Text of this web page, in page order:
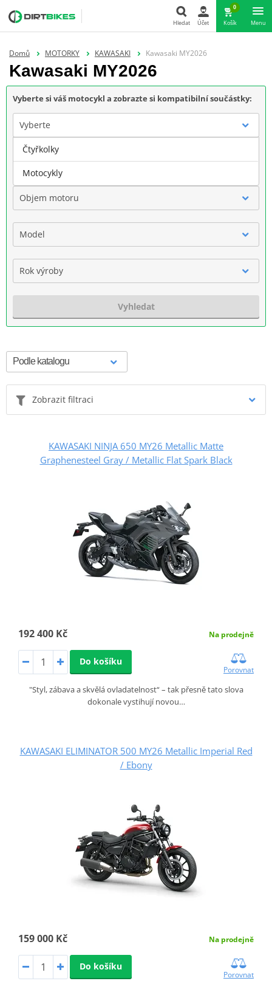
Hledat Účet
0
Košík Menu
Domů MOTORKY KAWASAKI Kawasaki MY2026
Kawasaki MY2026
Vyberte si váš motocykl a zobrazte si kompatibilní součástky:
Vyberte
Značka
Objem motoru
Model
Rok výroby
Vyhledat
Zobrazit filtraci
KAWASAKI NINJA 650 MY26 Metallic Matte
Graphenesteel Gray / Metallic Flat Spark Black
192 400 Kč Na prodejně
Do košíku
Porovnat
"Styl, zábava a skvělá ovladatelnost“ – tak přesně tato slova
dokonale vystihují novou…
KAWASAKI ELIMINATOR 500 MY26 Metallic Imperial Red
/ Ebony
159 000 Kč Na prodejně
Do košíku
Porovnat
Čtyřkolky
Motocykly